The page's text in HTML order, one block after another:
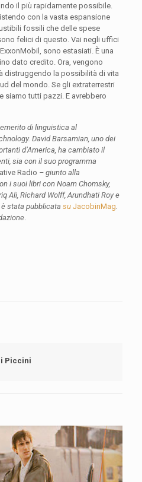
il più rapidamente possibile.
con la vasta espansione
fossili che delle spese
felici di questo. Vai negli uffici
sono estasiati. È una
dato credito. Ora, vengono
distruggendo la possibilità di vita
del mondo. Se gli extraterrestri
siamo tutti pazzi. E avrebbero
di linguistica al
David Barsamian, uno dei
d’America, ha cambiato il
sia con il suo programma
Radio – giunto alla
i suoi libri con Noam Chomsky,
Ali, Richard Wolff, Arundhati Roy e
stata pubblicata su JacobinMag
.
Piccini